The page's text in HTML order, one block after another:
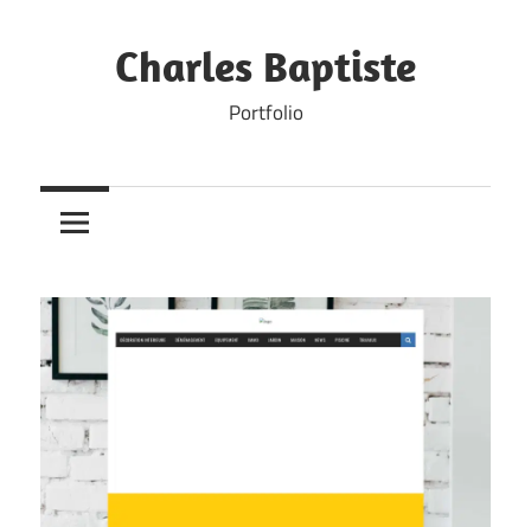
Charles Baptiste
Portfolio